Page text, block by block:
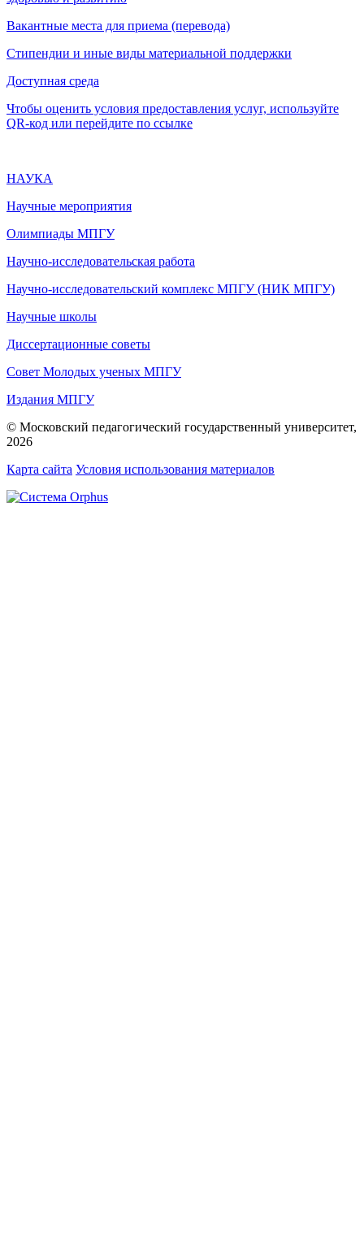
Вакантные места для приема (перевода)
Стипендии и иные виды материальной поддержки
Доступная среда
Чтобы оценить условия предоставления услуг, используйте
QR-код или перейдите по ссылке
НАУКА
Научные мероприятия
Олимпиады МПГУ
Научно-исследовательская работа
Научно-исследовательский комплекс МПГУ (НИК МПГУ)
Научные школы
Диссертационные советы
Совет Молодых ученых МПГУ
Издания МПГУ
© Московский педагогический государственный университет,
2026
Карта сайта Условия использования материалов